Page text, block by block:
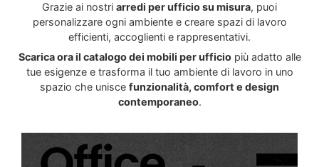
Grazie ai nostri arredi per ufficio su misura, puoi
personalizzare ogni ambiente e creare spazi di lavoro
efficienti, accoglienti e rappresentativi.
Scarica ora il catalogo dei mobili per ufficiopiù adatto alle
tue esigenze e trasforma il tuo ambiente di lavoro in uno
spazio che unisce funzionalità, comfort e design
contemporaneo.